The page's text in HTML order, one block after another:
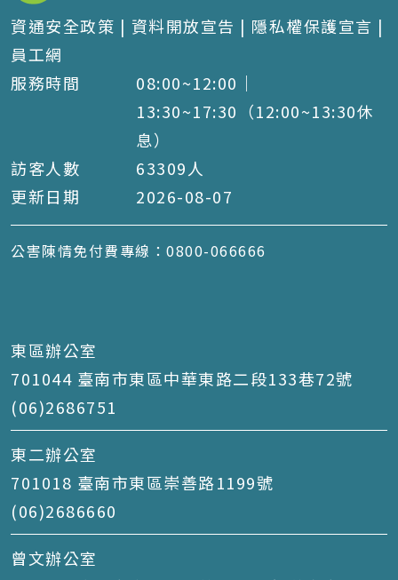
資通安全政策 | 資料開放宣告 | 隱私權保護宣言 |
員工網
服務時間
08:00~12:00｜
13:30~17:30（12:00~13:30休
息）
訪客人數
63309 人
更新日期
2026-08-07
公害陳情免付費專線：0800-066666
東區辦公室
701044 臺南市東區中華東路二段133巷72號
(06)2686751
東二辦公室
701018 臺南市東區崇善路1199號
(06)2686660
曾文辦公室